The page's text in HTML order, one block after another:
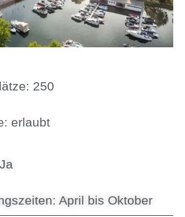
250
erlaubt
April bis Oktober